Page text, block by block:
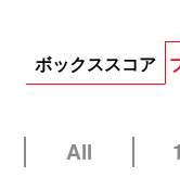
ボックススコア
All